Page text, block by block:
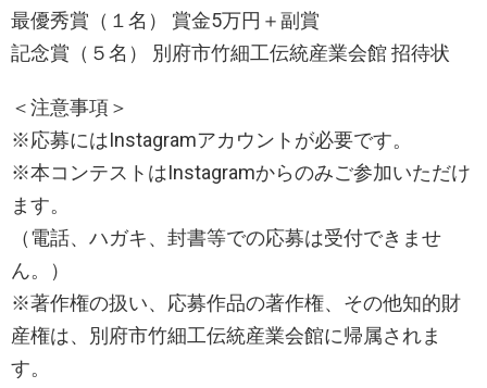
最優秀賞（１名） 賞金5万円＋副賞
記念賞（５名） 別府市竹細工伝統産業会館 招待状
＜注意事項＞
※応募にはInstagramアカウントが必要です。
※本コンテストはInstagramからのみご参加いただけ
ます。
（電話、ハガキ、封書等での応募は受付できませ
ん。）
※著作権の扱い、応募作品の著作権、その他知的財
産権は、別府市竹細工伝統産業会館に帰属されま
す。